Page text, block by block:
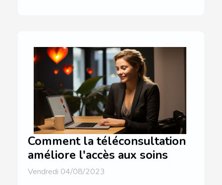
Comment la téléconsultation
améliore l'accès aux soins
Vendredi 04/08/2023